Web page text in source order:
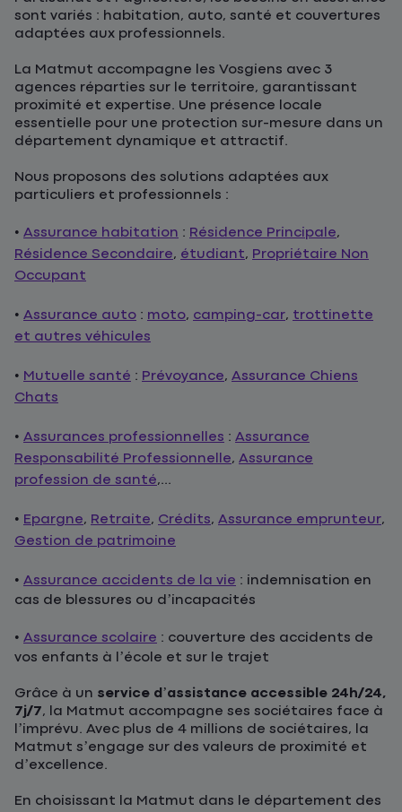
sont variés : habitation, auto, santé et couvertures
adaptées aux professionnels.
La Matmut accompagne les Vosgiens avec 3
agences réparties sur le territoire, garantissant
proximité et expertise. Une présence locale
essentielle pour une protection sur-mesure dans un
département dynamique et attractif.
Nous proposons des solutions adaptées aux
particuliers et professionnels :
• Assurance habitation : Résidence Principale,
Résidence Secondaire, étudiant, Propriétaire Non
Occupant
• Assurance auto : moto, camping-car, trottinette
et autres véhicules
• Mutuelle santé : Prévoyance, Assurance Chiens
Chats
• Assurances professionnelles : Assurance
Responsabilité Professionnelle, Assurance
profession de santé,...
• Epargne, Retraite, Crédits, Assurance emprunteur,
Gestion de patrimoine
• Assurance accidents de la vie : indemnisation en
cas de blessures ou d’incapacités
• Assurance scolaire : couverture des accidents de
vos enfants à l’école et sur le trajet
Grâce à un service d’assistance accessible 24h/24,
7j/7, la Matmut accompagne ses sociétaires face à
l’imprévu. Avec plus de 4 millions de sociétaires, la
Matmut s’engage sur des valeurs de proximité et
d’excellence.
En choisissant la Matmut dans le département des